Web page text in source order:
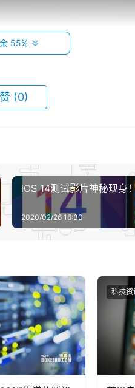
经历了数代算法持续优化，
55%
(0)
iOS 14测试影片神秘现身
2020/02/26 16:30
科技资